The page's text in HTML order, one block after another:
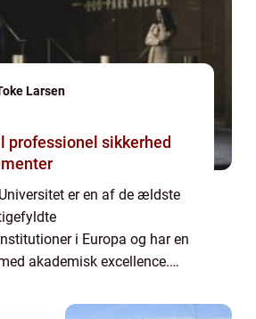
Larsen
professionel sikkerhed
er en af de ældste
i Europa og har en
akademisk excellence.
forskningsprojekter og